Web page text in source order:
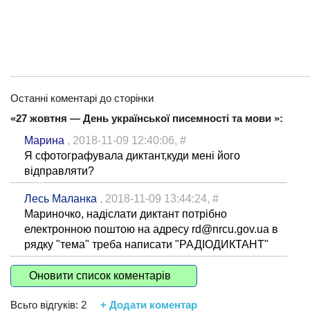
Останні коментарі до сторінки
«27 жовтня — День української писемності та мови »:
Марина , 2018-11-09 12:40:06, #
Я сфотографувала диктант,куди мені його
відправляти?
Лесь Маланка , 2018-11-09 13:44:24, #
Мариночко, надіслати диктант потрібно
електронною поштою на адресу rd@nrcu.gov.ua в
рядку "тема" треба написати "РАДІОДИКТАНТ"
Оновити список коментарів
Всьго відгуків: 2 + Додати коментар